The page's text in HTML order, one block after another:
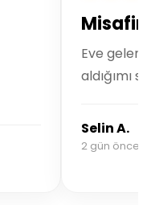
Eve gelen
aldığımı
Selin A.
2 gün önce